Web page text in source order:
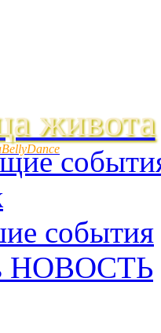
живота
события
НОВОСТЬ